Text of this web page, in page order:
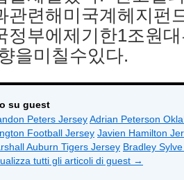
관련해미국계헤지펀
정부에제기한1조원
을미칠수있다.
su guest
Peters JerseyAdrian Peterson
Football Jersey Javien Hamilton
Auburn Tigers Jersey Bradley
tutti gli articoli di guest →